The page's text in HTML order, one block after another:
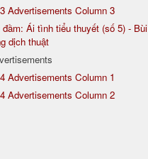
Advertisements Column 3
Ái tình tiểu thuyết (số 5) - Bùi
dịch thuật
Advertisements Column 1
Advertisements Column 2